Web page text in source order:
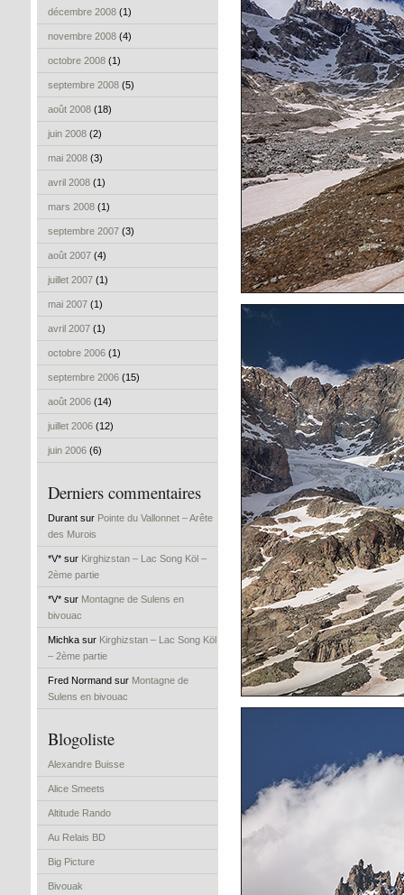
décembre 2008 (1)
novembre 2008 (4)
octobre 2008 (1)
septembre 2008 (5)
août 2008 (18)
juin 2008 (2)
mai 2008 (3)
avril 2008 (1)
mars 2008 (1)
septembre 2007 (3)
août 2007 (4)
juillet 2007 (1)
mai 2007 (1)
avril 2007 (1)
octobre 2006 (1)
septembre 2006 (15)
août 2006 (14)
juillet 2006 (12)
juin 2006 (6)
Derniers commentaires
Durant sur Pointe du Vallonnet – Arête
des Murois
*V* sur Kirghizstan – Lac Song Köl –
2ème partie
*V* sur Montagne de Sulens en
bivouac
Michka sur Kirghizstan – Lac Song Köl
– 2ème partie
Fred Normand sur Montagne de
Sulens en bivouac
Blogoliste
Alexandre Buisse
Alice Smeets
Altitude Rando
Au Relais BD
Big Picture
Bivouak